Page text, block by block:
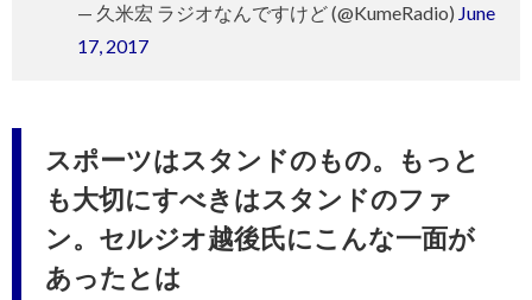
— 久米宏 ラジオなんですけど (@KumeRadio) June
17, 2017
スポーツはスタンドのもの。もっと
も大切にすべきはスタンドのファ
ン。セルジオ越後氏にこんな一面が
あったとは